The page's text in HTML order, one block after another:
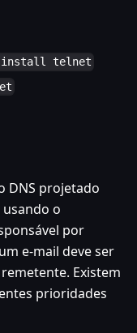
install telnet
DNS projetado
o
por
e-mail deve ser
Existem
prioridades